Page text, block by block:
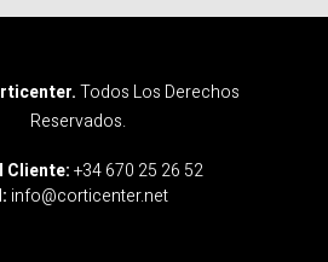
Todos Los Derechos
Reservados.
Cliente:+34 670 25 26 52
info@corticenter.net